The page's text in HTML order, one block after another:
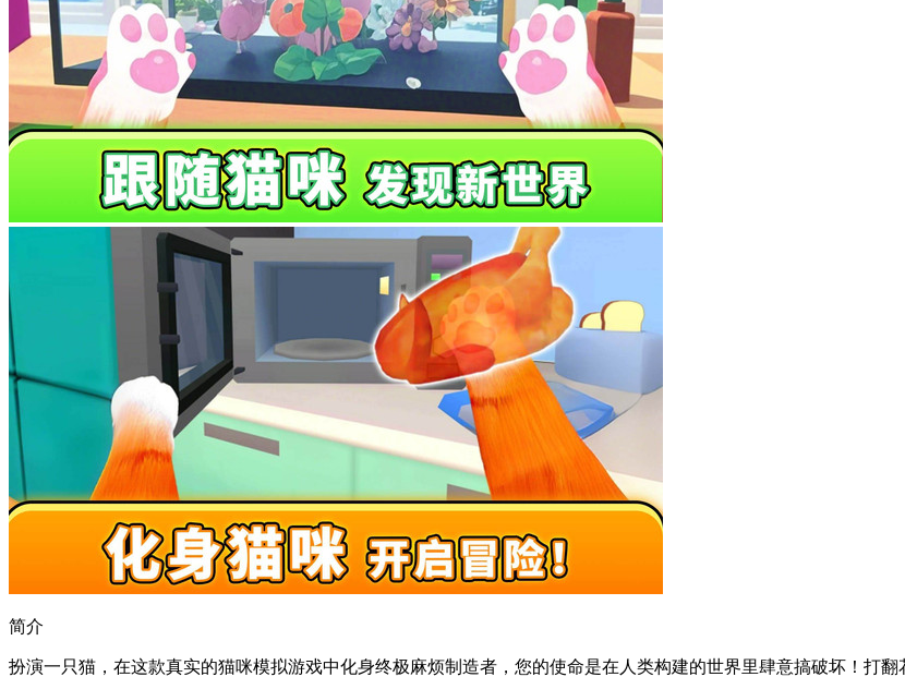
简介
扮演一只猫，在这款真实的猫咪模拟游戏中化身终极麻烦制造者，您的使命是在人类构建的世界里肆意搞破坏！